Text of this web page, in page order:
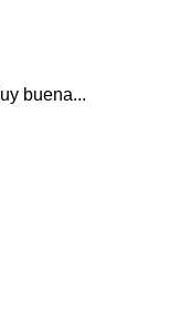
buena...